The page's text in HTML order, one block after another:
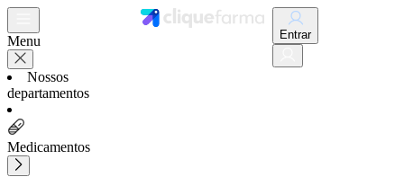
Menu
Nossos
departamentos
Medicamentos
Entrar